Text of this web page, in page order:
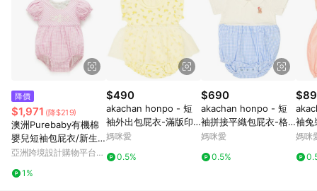
運費，攤位費等不具贈點資格。 9. LINE 購物站上之商品規格、
顏色、價位、贈品如與 Pinkoi 商品資訊頁及購物車不符，以
Pinkoi 購物商品資訊頁及購物車標示為準。 10. 點數紅包使用規
則請以點數紅包活動說明為準。 11. 若於 LINE 購物前往 Pinkoi
頁面後才首次下載 Pinkoi APP 並完成訂單，不符合導購資格；承
上，首次下載 Pinkoi APP 後，需透過 LINE 購物前往 Pinkoi 頁
降價
$1,971 (降$219)
澳洲Purebaby有機棉
嬰兒短袖包屁衣/新生
兒 連身衣 粉紅格紋
亞洲跨境設計購物平台
1%
$490
akachan honpo - 短
袖外出包屁衣-滿版印
花 薄紗-黃色
媽咪愛
0.5%
$690
akachan honpo - 短
袖拼接平織包屁衣-格
紋-淺藍色
媽咪愛
0.5%
袖兔
媽咪